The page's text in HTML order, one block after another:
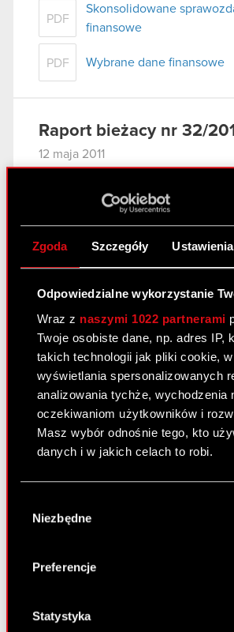
Zgoda Szczegóły
Odpowiedzialne wykorzystanie
Wraz z naszymi 1022 partnerami
Twoje osobiste dane, np. adres IP,
takich technologii jak pliki cookie,
wyświetlania spersonalizowanych
analizowania tychże, wychodzenia
oczekiwaniom użytkowników i
Masz wybór odnośnie tego, kto
danych i w jakich celach to robi.
Gromadzić dane dotyczące
lokalizacji geograficznej z
Identyfikować Twoje
analizując charakteryzującego
palca)
zgody
Niezbędne
Preferencje
Statystyka
PDF
Skonsolidowane
finansowe
PDF Wybrane dane finansowe
Raport bieżacy nr 32/
12 maja 2011
Powołanie Zarządu
PDF
Wybór biegłego rewidenta
sprawozdań finansowych
Raport bieżący nr 30/
11 maja 2011
PDF
Wykaz informacji
publicznej wiadomości
S.A. w 2010 roku
PDF Pobierz załącznik